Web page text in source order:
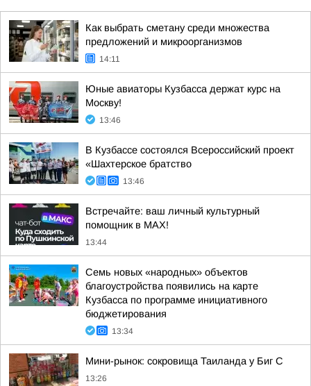
Как выбрать сметану среди множества
предложений и микроорганизмов
14:11
Юные авиаторы Кузбасса держат курс на
Москву!
13:46
В Кузбассе состоялся Всероссийский проект
«Шахтерское братство
13:46
Встречайте: ваш личный культурный
помощник в MAX!
13:44
Семь новых «народных» объектов
благоустройства появились на карте
Кузбасса по программе инициативного
бюджетирования
13:34
Мини-рынок: сокровища Таиланда у Биг С
13:26